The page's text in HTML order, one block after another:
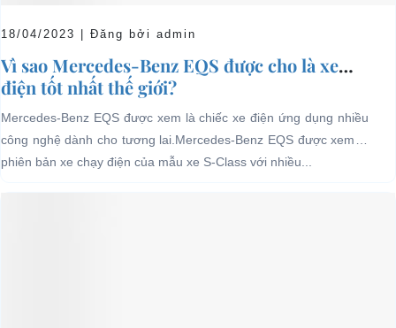
18/04/2023 | Đăng bởi admin
Vì sao Mercedes-Benz EQS được cho là xe
điện tốt nhất thế giới?
Mercedes-Benz EQS được xem là chiếc xe điện ứng dụng nhiều
công nghệ dành cho tương lai.Mercedes-Benz EQS được xem là
phiên bản xe chạy điện của mẫu xe S-Class với nhiều...